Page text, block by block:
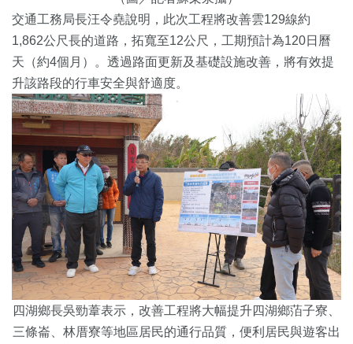
交通工務局長汪令堯說明，此次工程將改善雲129線約
1,862公尺長的道路，拓寬至12公尺，工期預計為120日曆
天（約4個月）。透過路面更新及基礎設施改善，將有效提
升該路段的行車安全與舒適度。
四湖鄉長吳勁葦表示，改善工程將大幅提升四湖鄉萡子寮、
三條崙、林厝寮等地區居民的通行品質，便利居民與遊客出